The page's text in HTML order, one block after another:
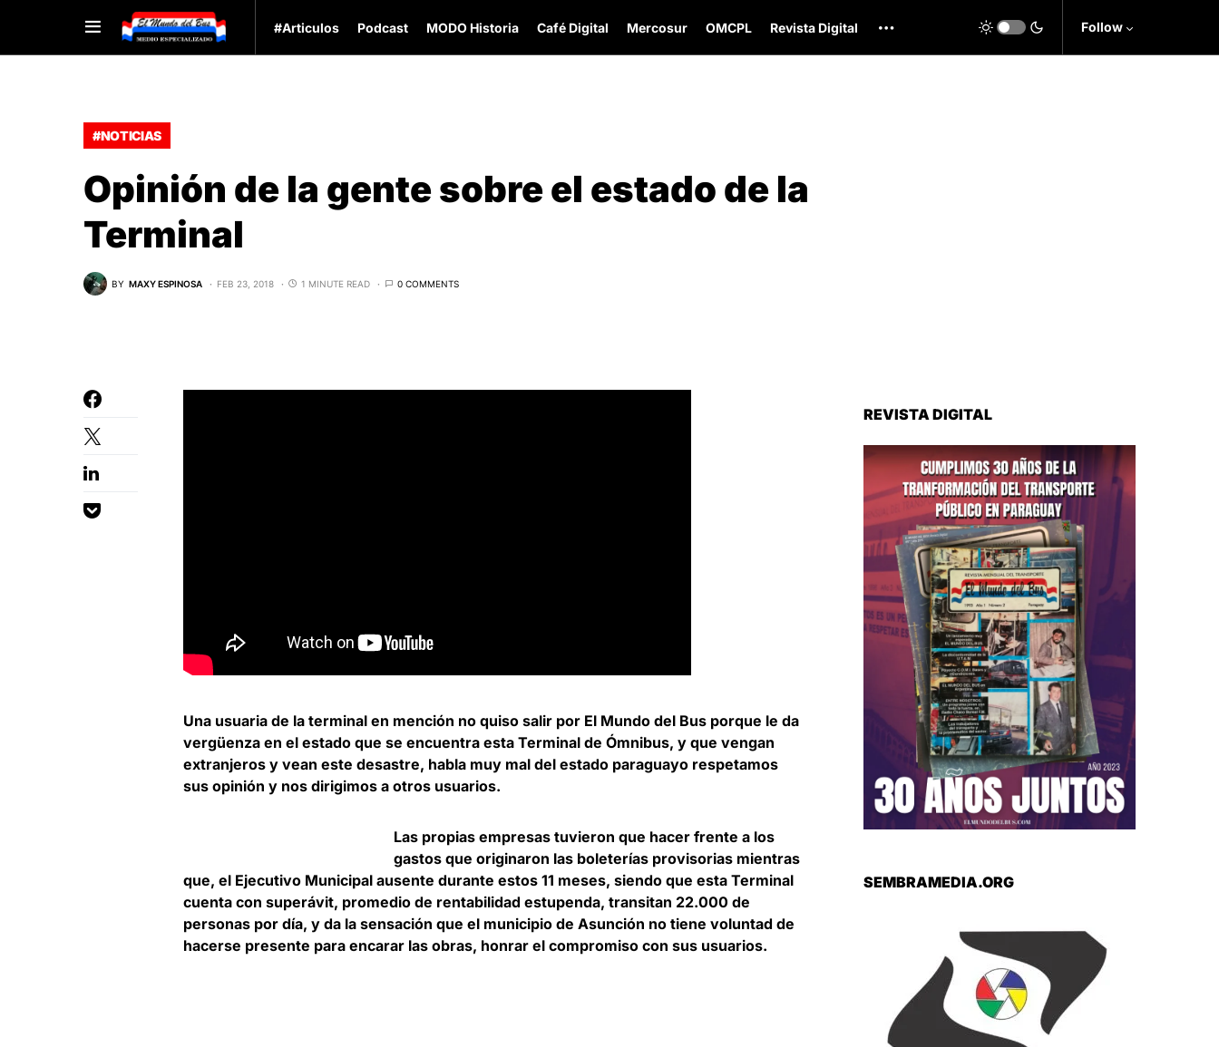
#Articulos Podcast MODO Historia Café Digital Mercosur OMCPL Revista Digital Follow
#NOTICIAS
Opinión de la gente sobre el estado de la
Terminal
BY MAXY ESPINOSA FEB 23, 2018 1 MINUTE READ 0 COMMENTS
Una usuaria de la terminal en mención no quiso salir por El Mundo del Bus porque le da
vergüenza en el estado que se encuentra esta Terminal de Ómnibus, y que vengan
extranjeros y vean este desastre, habla muy mal del estado paraguayo respetamos
sus opinión y nos dirigimos a otros usuarios.
Las propias empresas tuvieron que hacer frente a los
gastos que originaron las boleterías provisorias mientras
que, el Ejecutivo Municipal ausente durante estos 11 meses, siendo que esta Terminal
cuenta con superávit, promedio de rentabilidad estupenda, transitan 22.000 de
personas por día, y da la sensación que el municipio de Asunción no tiene voluntad de
hacerse presente para encarar las obras, honrar el compromiso con sus usuarios.
REVISTA DIGITAL
SEMBRAMEDIA.ORG